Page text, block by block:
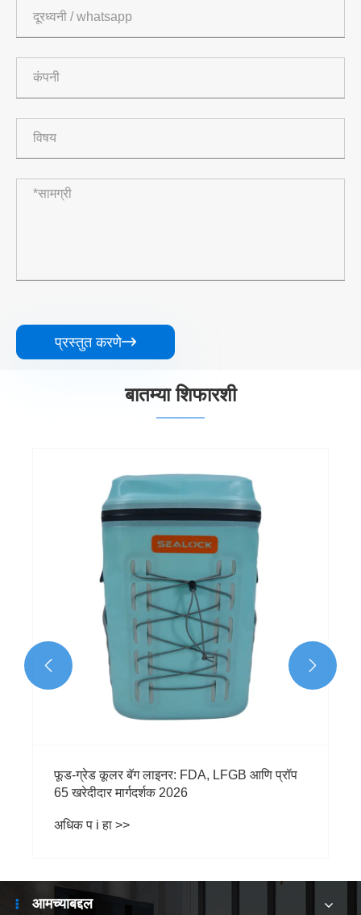
प्रस्तुत करणे
बातम्या शिफारशी
फूड-ग्रेड कूलर बॅग लाइनर: FDA, LFGB आणि प्रॉप
65 खरेदीदार मार्गदर्शक 2026
अधिक प i हा >>
 
आमच्याबद्दल